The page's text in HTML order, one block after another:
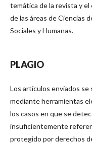
temática de la revista y
de las áreas de Ciencias
Sociales y Humanas.
PLAGIO
Los artículos enviados
mediante herramientas
los casos en que se
insuficientemente
protegido por derechos